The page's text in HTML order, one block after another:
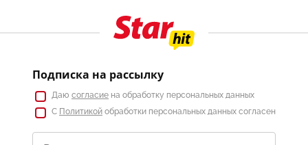
Подписка на рассылку
Даю согласие на обработку персональных данных
С Политикой обработки персональных данных согласен